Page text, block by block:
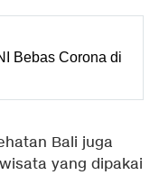
Bebas Corona di
Bali juga
yang dipakai